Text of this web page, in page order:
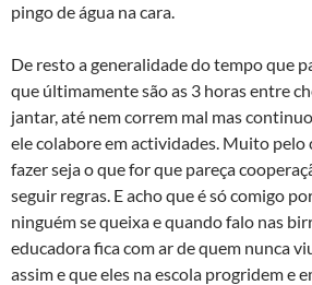
pingo de água na cara.
De resto a generalidade do tempo que
que últimamente são as 3 horas entre
jantar, até nem correm mal mas
ele colabore em actividades. Muito pelo
fazer seja o que for que pareça
seguir regras. E acho que é só comigo
ninguém se queixa e quando falo nas
educadora fica com ar de quem nunca
assim e que eles na escola progridem e